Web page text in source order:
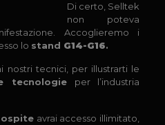
Di certo, Selltek
non poteva
Accoglieremo i
lo stand G14-G16.
nostri tecnici, per illustrarti le
tecnologieper l’industria
avrai accesso illimitato,